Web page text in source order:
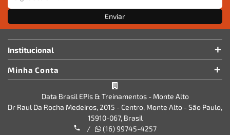
Enviar
Institucional
Minha Conta
Data Brasil EPIs & Treinamentos - Monte Alto
Dr Raul Da Rocha Medeiros, 2015 - Centro, Monte Alto - São Paulo,
15910-067, Brasil
/
(16) 99745-4257